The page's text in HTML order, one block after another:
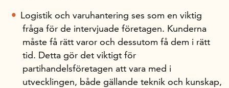
Logistik och varuhantering ses som en viktig
fråga för de intervjuade företagen. Kun­derna
måste få rätt varor och dessutom få dem i rätt
tid. Detta gör det viktigt för
partihandelsföretagen att vara med i
utvecklingen, både gällande teknik och kunskap,